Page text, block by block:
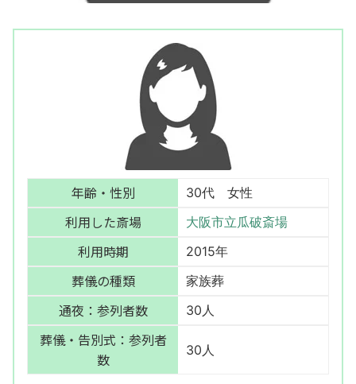
年齢・性別 30代 女性
利用した斎場 大阪市立瓜破斎場
利用時期 2015年
葬儀の種類 家族葬
通夜：参列者数 30人
葬儀・告別式：参列者
数
30人